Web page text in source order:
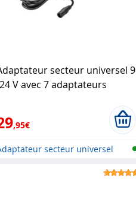
secteur universel 9
V avec 7 adaptateurs
,95€
secteur universel